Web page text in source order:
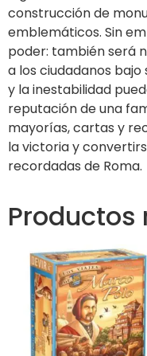
construcción de
emblemáticos. Sin
poder: también será
a los ciudadanos
y la inestabilidad
reputación de una
mayorías, cartas y
la victoria y
recordadas de Roma.